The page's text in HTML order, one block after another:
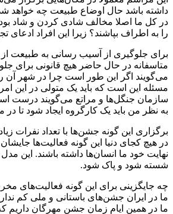
داشته باشد حال اوضاع طبیعت چه خواهد
در کل ما اصلا مخالف شادی کردن و شاد
را به اطراف بپاشند؟ زیرا این افراد ادعای
برای جلوگیری از آسیب رسانی به طبیعت
متاسفانه در حال حاضر هیچ قانونی برای
می‌گویند اگر این طور است چرا در شهر آن
مسئله این است که باید یک متولی در این
سازمان جنگل‌ها و مراتع می‌گویند درست
به نظر من باید یک کارگروه ایجاد شود تا
برگزاری این گونه جشن‌ها با تعداد نفرات
در هیچ کجای دنیا این گونه فعالیت‌ها
نهایت خود ما انسان‌ها داشته باشند. این
شسته شود و پاک شود.
چه جایگزینی برای این گونه فعالیت‌های
ما در ایران جشن‌های باستانی و ملی کم
ما در همین ایام زمان جشن مهرگان داریم